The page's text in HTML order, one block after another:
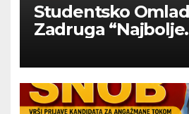
Studentsko
Zadruga “Najbolje